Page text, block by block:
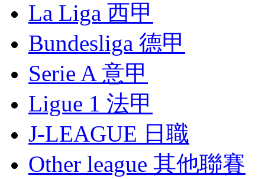
La Liga 西甲
Bundesliga 德甲
Serie A 意甲
Ligue 1 法甲
J-LEAGUE 日職
Other league 其他聯賽